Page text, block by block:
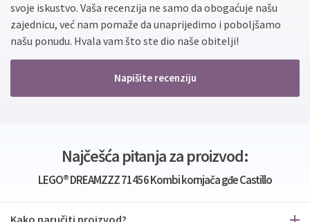
svoje iskustvo. Vaša recenzija ne samo da obogaćuje našu
zajednicu, već nam pomaže da unaprijedimo i poboljšamo
našu ponudu. Hvala vam što ste dio naše obitelji!
Napišite recenziju
Najčešća pitanja za proizvod:
LEGO® DREAMZZZ 71456 Kombi kornjača gđe Castillo
Kako naručiti proizvod?